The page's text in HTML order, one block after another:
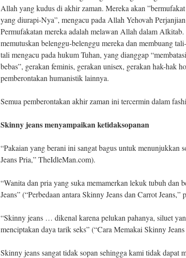
Allah yang kudus di akhir zaman. Mereka akan
yang diurapi-Nya”, mengacu pada Allah Yehovah
Permufakatan mereka adalah melawan Allah dalam
memutuskan belenggu-belenggu mereka dan membuang
tali mengacu pada hukum Tuhan, yang dianggap
bebas”, gerakan feminis, gerakan unisex, gerakan hak-hak
pemberontakan humanistik lainnya.
Semua pemberontakan akhir zaman ini tercermin dalam
Skinny jeans menyampaikan ketidaksopanan
“Pakaian yang berani ini sangat bagus untuk menunjukkan
Jeans Pria,” TheIdleMan.com).
“Wanita dan pria yang suka memamerkan lekuk tubuh dan
Jeans” (“Perbedaan antara Skinny Jeans dan Carrot Jeans,”
“Skinny jeans … dikenal karena pelukan pahanya, siluet
menciptakan daya tarik seks” (“Cara Memakai Skinny
Skinny jeans sangat tidak sopan sehingga kami tidak dapat